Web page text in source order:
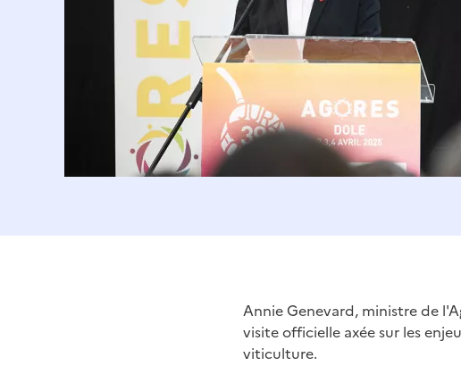
Annie Genevard, ministre de
visite officielle axée sur les
viticulture.